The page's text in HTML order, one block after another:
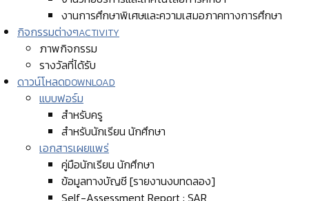
งานการศึกษาพิเศษและความเสมอภาคทางการศึกษา
กิจกรรมต่างๆACTIVITY
ภาพกิจกรรม
รางวัลที่ได้รับ
ดาวน์โหลดDOWNLOAD
แบบฟอร์ม
สำหรับครู
สำหรับนักเรียน นักศึกษา
เอกสารเผยแพร่
คู่มือนักเรียน นักศึกษา
ข้อมูลทางบัญชี [รายงานงบทดลอง]
Self-Assessment Report : SAR